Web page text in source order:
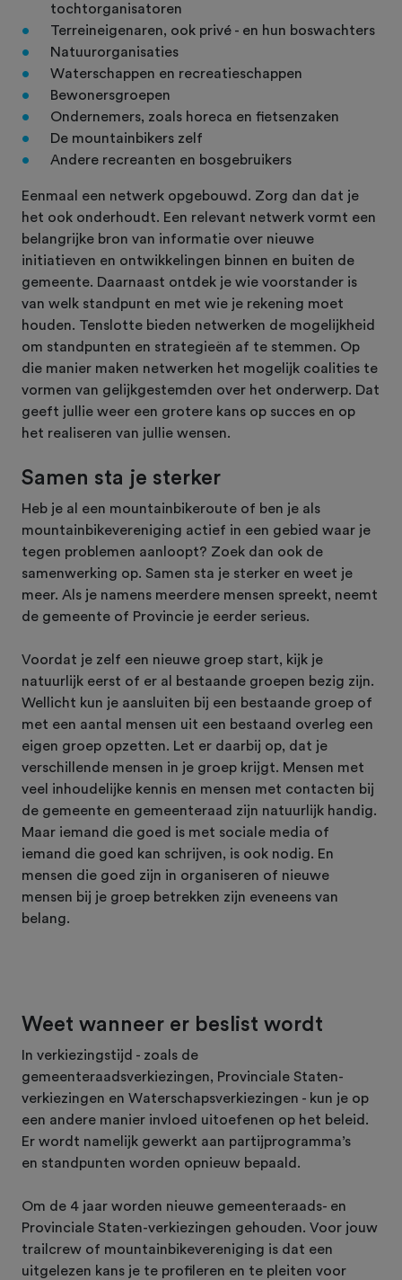
tochtorganisatoren
Terreineigenaren, ook privé - en hun boswachters
Natuurorganisaties
Waterschappen en recreatieschappen
Bewonersgroepen
Ondernemers, zoals horeca en fietsenzaken
De mountainbikers zelf
Andere recreanten en bosgebruikers
Eenmaal een netwerk opgebouwd. Zorg dan dat je
het ook onderhoudt. Een relevant netwerk vormt een
belangrijke bron van informatie over nieuwe
initiatieven en ontwikkelingen binnen en buiten de
gemeente. Daarnaast ontdek je wie voorstander is
van welk standpunt en met wie je rekening moet
houden. Tenslotte bieden netwerken de mogelijkheid
om standpunten en strategieën af te stemmen. Op
die manier maken netwerken het mogelijk coalities te
vormen van gelijkgestemden over het onderwerp. Dat
geeft jullie weer een grotere kans op succes en op
het realiseren van jullie wensen.
Samen sta je sterker
Heb je al een mountainbikeroute of ben je als
mountainbikevereniging actief in een gebied waar je
tegen problemen aanloopt? Zoek dan ook de
samenwerking op. Samen sta je sterker en weet je
meer. Als je namens meerdere mensen spreekt, neemt
de gemeente of Provincie je eerder serieus.
Voordat je zelf een nieuwe groep start, kijk je
natuurlijk eerst of er al bestaande groepen bezig zijn.
Wellicht kun je aansluiten bij een bestaande groep of
met een aantal mensen uit een bestaand overleg een
eigen groep opzetten. Let er daarbij op, dat je
verschillende mensen in je groep krijgt. Mensen met
veel inhoudelijke kennis en mensen met contacten bij
de gemeente en gemeenteraad zijn natuurlijk handig.
Maar iemand die goed is met sociale media of
iemand die goed kan schrijven, is ook nodig. En
mensen die goed zijn in organiseren of nieuwe
mensen bij je groep betrekken zijn eveneens van
belang.
Weet wanneer er beslist wordt
In verkiezingstijd - zoals de
gemeenteraadsverkiezingen, Provinciale Staten-
verkiezingen en Waterschapsverkiezingen - kun je op
een andere manier invloed uitoefenen op het beleid.
Er wordt namelijk gewerkt aan partijprogramma’s
en standpunten worden opnieuw bepaald.
Om de 4 jaar worden nieuwe gemeenteraads- en
Provinciale Staten-verkiezingen gehouden. Voor jouw
trailcrew of mountainbikevereniging is dat een
uitgelezen kans je te profileren en te pleiten voor